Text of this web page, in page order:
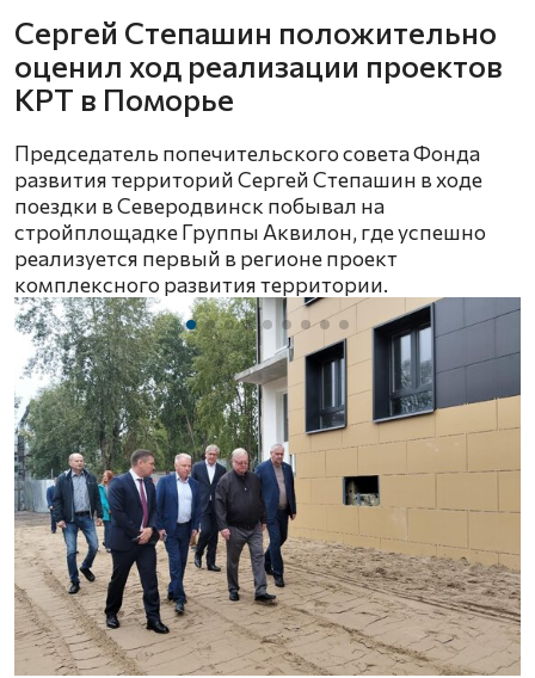
Сергей Степашин положительно
оценил ход реализации проектов
КРТ в Поморье
Председатель попечительского совета Фонда
развития территорий Сергей Степашин в ходе
поездки в Северодвинск побывал на
стройплощадке Группы Аквилон, где успешно
реализуется первый в регионе проект
комплексного развития территории.